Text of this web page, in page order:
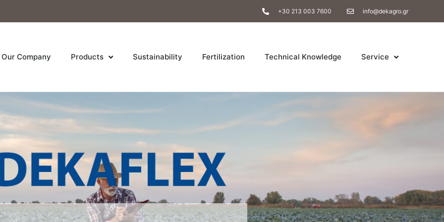
+30 213 003 7600 info@dekagro.gr
Our Company Products Sustainability Fertilization Technical Knowledge Service